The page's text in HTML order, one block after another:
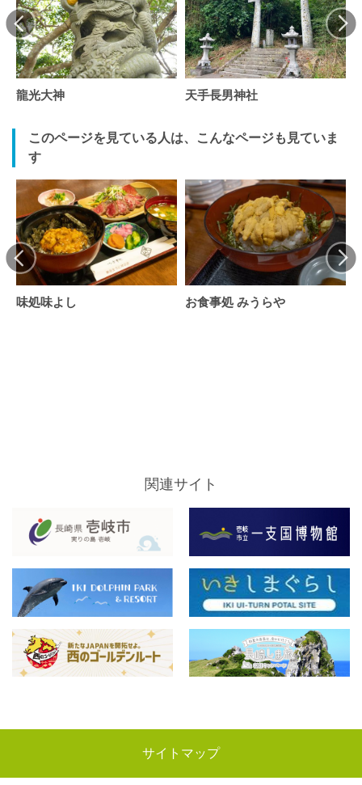
龍光大神 天手長男神社
このページを見ている人は、こんなページも見ていま
す
味処味よし お食事処 みうらや
関連サイト
サイトマップ